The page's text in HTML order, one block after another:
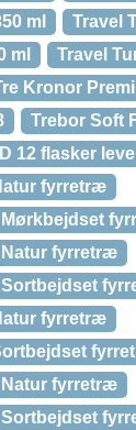
ml
Travel
ml
Travel
Kronor
Trebor Soft
12 flasker
fyrretræ
Mørkbejdset
Natur fyrretræ
Sortbejdset
fyrretræ
Natur fyrretræ
Sortbejdset